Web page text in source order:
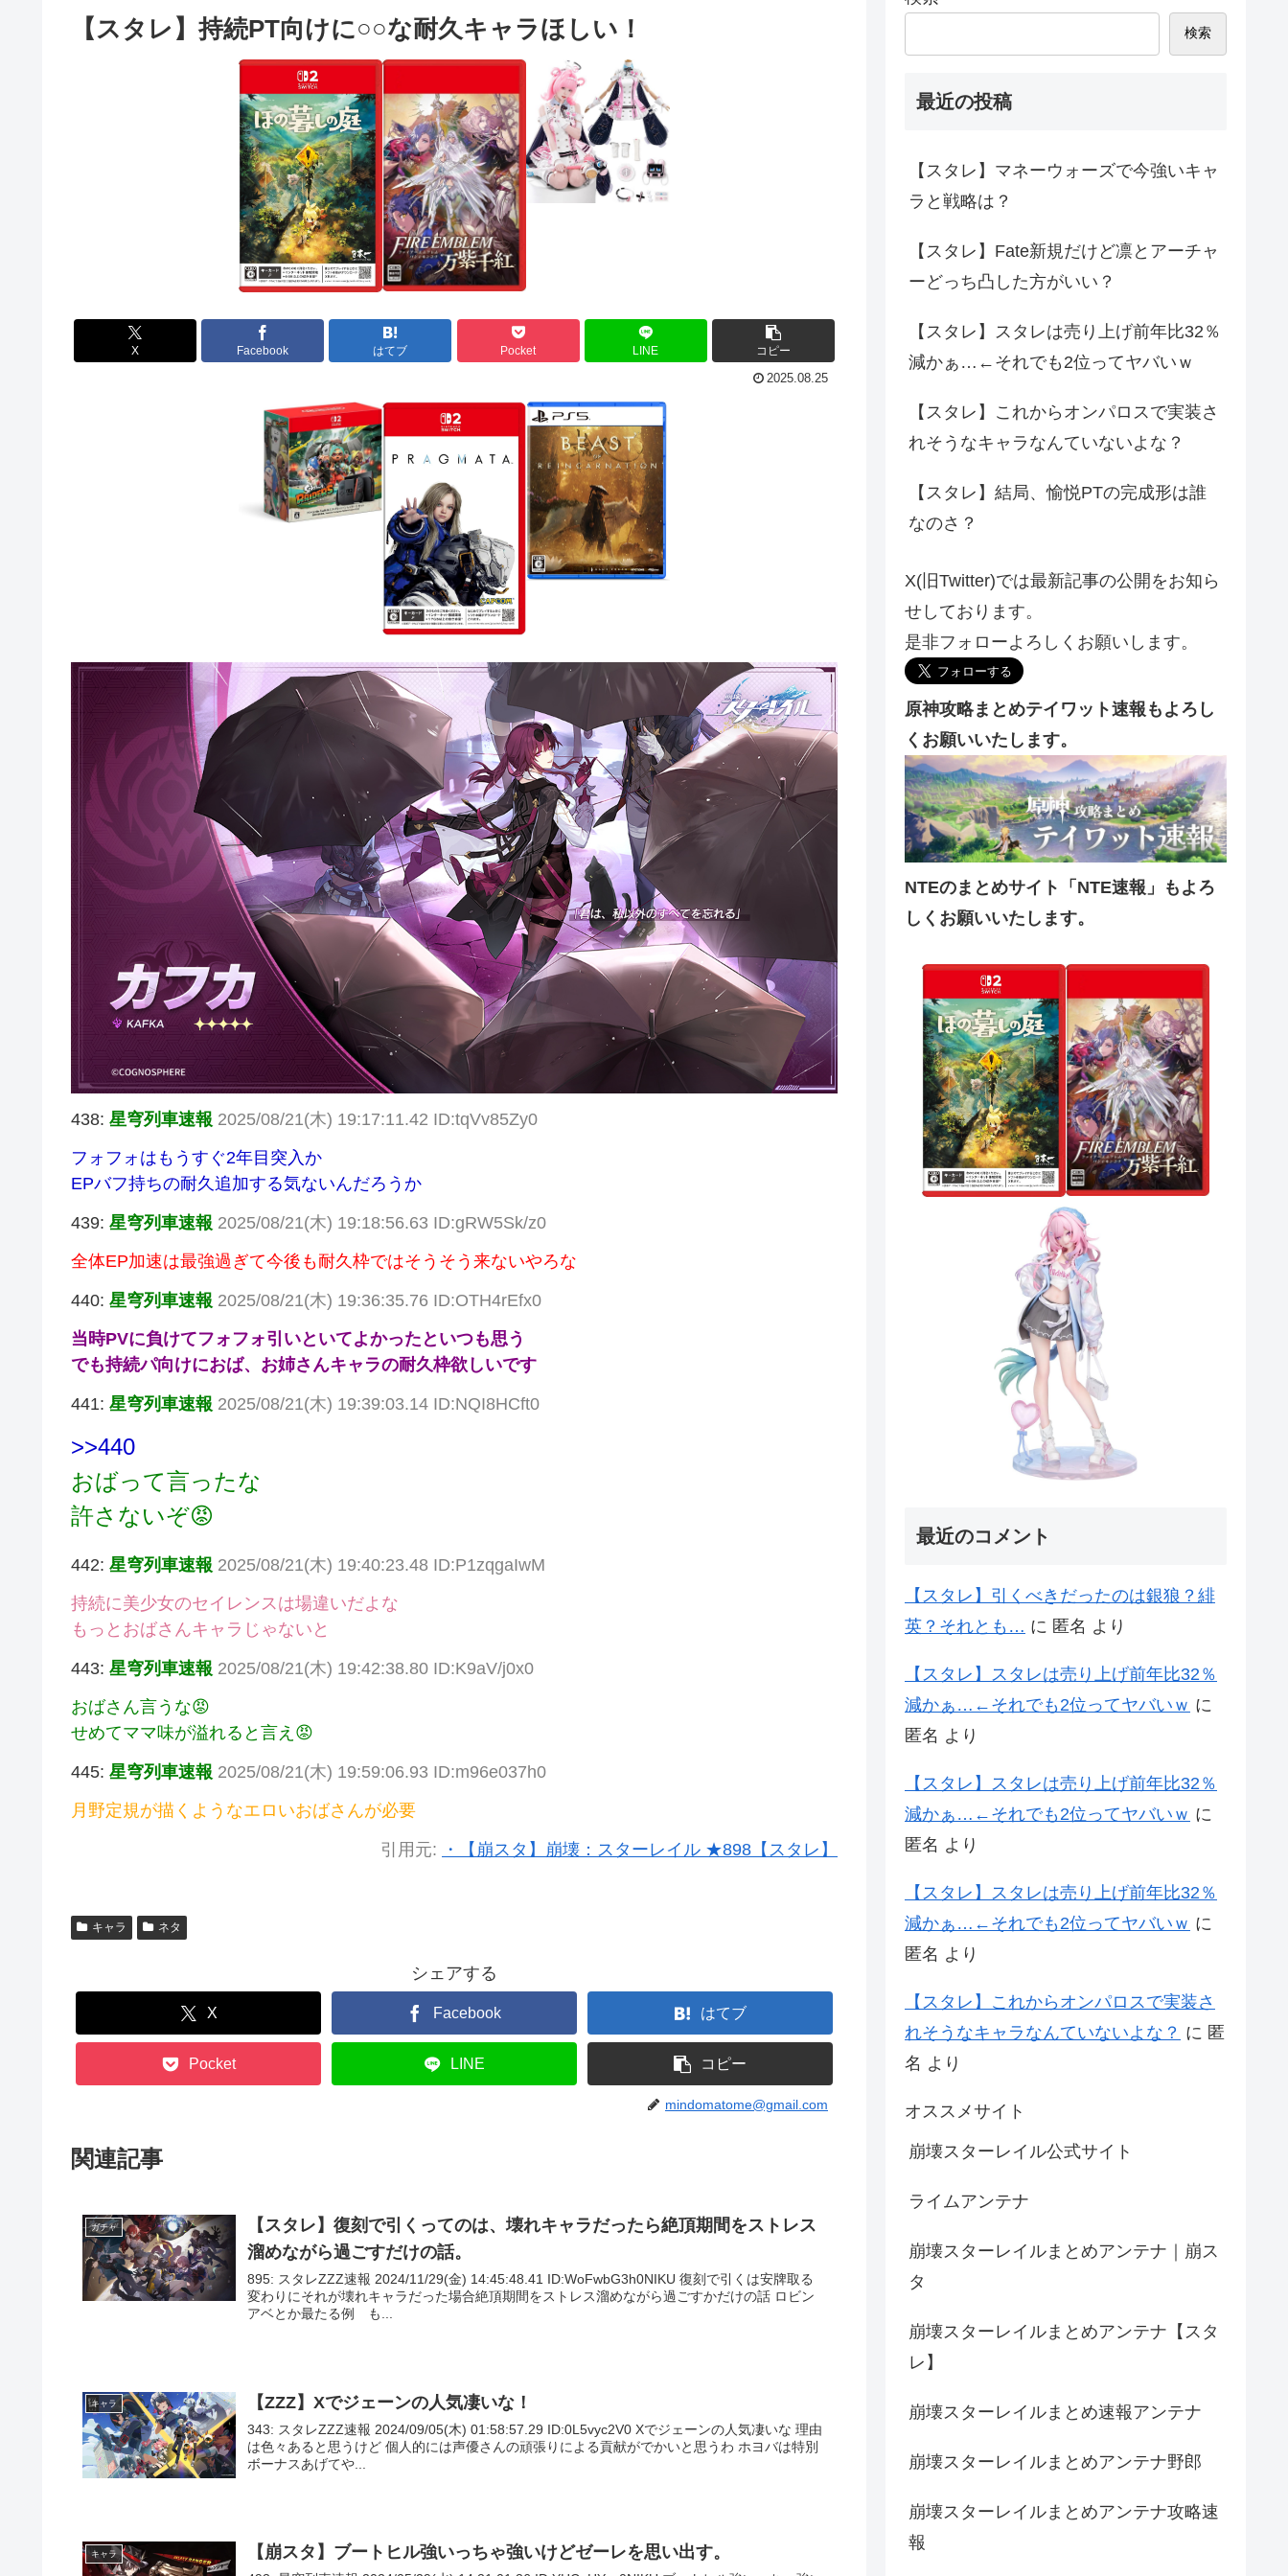
【スタレ】持続PT向けに○○な耐久キャラほしい！
X Facebook はてブ Pocket LINE コピー
2025.08.25
438: 星穹列車速報 2025/08/21(木) 19:17:11.42 ID:tqVv85Zy0
フォフォはもうすぐ2年目突入か
EPバフ持ちの耐久追加する気ないんだろうか
439: 星穹列車速報 2025/08/21(木) 19:18:56.63 ID:gRW5Sk/z0
全体EP加速は最強過ぎて今後も耐久枠ではそうそう来ないやろな
440: 星穹列車速報 2025/08/21(木) 19:36:35.76 ID:OTH4rEfx0
当時PVに負けてフォフォ引いといてよかったといつも思う
でも持続パ向けにおば、お姉さんキャラの耐久枠欲しいです
441: 星穹列車速報 2025/08/21(木) 19:39:03.14 ID:NQI8HCft0
>>440
おばって言ったな
許さないぞ😡
442: 星穹列車速報 2025/08/21(木) 19:40:23.48 ID:P1zqgaIwM
持続に美少女のセイレンスは場違いだよな
もっとおばさんキャラじゃないと
443: 星穹列車速報 2025/08/21(木) 19:42:38.80 ID:K9aV/j0x0
おばさん言うな😡
せめてママ味が溢れると言え😡
445: 星穹列車速報 2025/08/21(木) 19:59:06.93 ID:m96e037h0
月野定規が描くようなエロいおばさんが必要
引用元: ・【崩スタ】崩壊：スターレイル ★898【スタレ】
キャラ ネタ
シェアする
X Facebook はてブ
Pocket LINE コピー
mindomatome@gmail.com
関連記事
ガチャ
【スタレ】復刻で引くってのは、壊れキャラだったら絶頂期間をストレス
溜めながら過ごすだけの話。
895: スタレZZZ速報 2024/11/29(金) 14:45:48.41 ID:WoFwbG3h0NIKU 復刻で引くは安牌取る
変わりにそれが壊れキャラだった場合絶頂期間をストレス溜めながら過ごすかだけの話 ロビン
アベとか最たる例 も...
キャラ 【ZZZ】Xでジェーンの人気凄いな！
343: スタレZZZ速報 2024/09/05(木) 01:58:57.29 ID:0L5vyc2V0 Xでジェーンの人気凄いな 理由
は色々あると思うけど 個人的には声優さんの頑張りによる貢献がでかいと思うわ ホヨバは特別
ボーナスあげてや...
キャラ 【崩スタ】ブートヒル強いっちゃ強いけどゼーレを思い出す。
検索
最近の投稿
【スタレ】マネーウォーズで今強いキャ
ラと戦略は？
【スタレ】Fate新規だけど凛とアーチャ
ーどっち凸した方がいい？
【スタレ】スタレは売り上げ前年比32％
減かぁ…←それでも2位ってヤバいｗ
【スタレ】これからオンパロスで実装さ
れそうなキャラなんていないよな？
【スタレ】結局、愉悦PTの完成形は誰
なのさ？
X(旧Twitter)では最新記事の公開をお知ら
せしております。
是非フォローよろしくお願いします。
原神攻略まとめテイワット速報もよろし
くお願いいたします。
NTEのまとめサイト「NTE速報」もよろ
しくお願いいたします。
最近のコメント
【スタレ】引くべきだったのは銀狼？緋
英？それとも… に 匿名 より
【スタレ】スタレは売り上げ前年比32％
減かぁ…←それでも2位ってヤバいｗ に
匿名 より
【スタレ】スタレは売り上げ前年比32％
減かぁ…←それでも2位ってヤバいｗ に
匿名 より
【スタレ】スタレは売り上げ前年比32％
減かぁ…←それでも2位ってヤバいｗ に
匿名 より
【スタレ】これからオンパロスで実装さ
れそうなキャラなんていないよな？ に 匿
名 より
オススメサイト
崩壊スターレイル公式サイト
ライムアンテナ
崩壊スターレイルまとめアンテナ｜崩ス
タ
崩壊スターレイルまとめアンテナ【スタ
レ】
崩壊スターレイルまとめ速報アンテナ
崩壊スターレイルまとめアンテナ野郎
崩壊スターレイルまとめアンテナ攻略速
報